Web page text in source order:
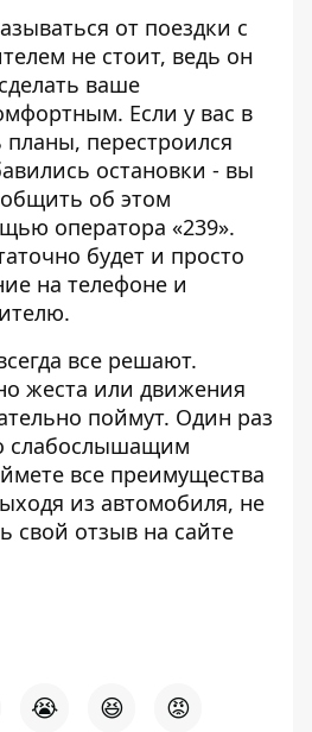
от поездки с
не стоит, ведь он
ваше
Если у вас в
перестроился
остановки - вы
об этом
оператора «239».
будет и просто
на телефоне и
все решают.
жеста или движения
поймут. Один раз
слабослышащим
все преимущества
из автомобиля, не
свой отзыв на сайте
😭 😆 😡